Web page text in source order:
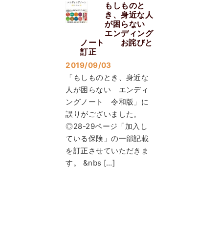
もしものと
き、身近な人
が困らない
エンディング
ノート お詫びと
訂正
2019/09/03
「もしものとき、身近な
人が困らない エンディ
ングノート 令和版」に
誤りがございました。
◎28-29ページ「加入し
ている保険」の一部記載
を訂正させていただきま
す。 &nbs […]